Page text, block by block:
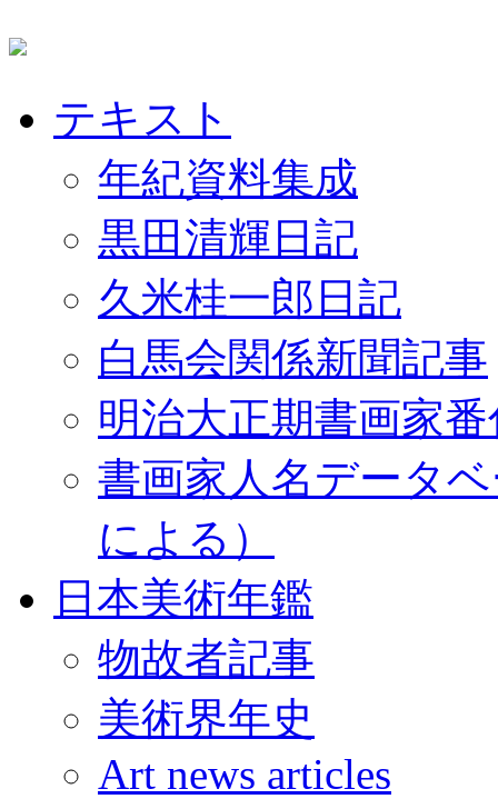
テキスト
年紀資料集成
黒田清輝日記
久米桂一郎日記
白馬会関係新聞記事
明治大正期書画家
書画家人名データ
による）
日本美術年鑑
物故者記事
美術界年史
Art news articles